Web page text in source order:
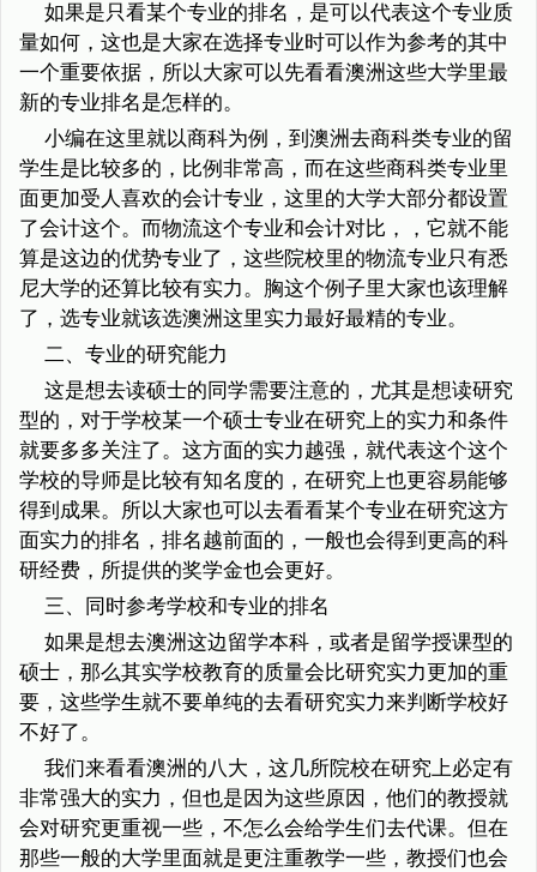
如果是只看某个专业的排名，是可以代表这个专业质
量如何，这也是大家在选择专业时可以作为参考的其中
一个重要依据，所以大家可以先看看澳洲这些大学里最
新的专业排名是怎样的。
小编在这里就以商科为例，到澳洲去商科类专业的留
学生是比较多的，比例非常高，而在这些商科类专业里
面更加受人喜欢的会计专业，这里的大学大部分都设置
了会计这个。而物流这个专业和会计对比，，它就不能
算是这边的优势专业了，这些院校里的物流专业只有悉
尼大学的还算比较有实力。胸这个例子里大家也该理解
了，选专业就该选澳洲这里实力最好最精的专业。
二、专业的研究能力
这是想去读硕士的同学需要注意的，尤其是想读研究
型的，对于学校某一个硕士专业在研究上的实力和条件
就要多多关注了。这方面的实力越强，就代表这个这个
学校的导师是比较有知名度的，在研究上也更容易能够
得到成果。所以大家也可以去看看某个专业在研究这方
面实力的排名，排名越前面的，一般也会得到更高的科
研经费，所提供的奖学金也会更好。
三、同时参考学校和专业的排名
如果是想去澳洲这边留学本科，或者是留学授课型的
硕士，那么其实学校教育的质量会比研究实力更加的重
要，这些学生就不要单纯的去看研究实力来判断学校好
不好了。
我们来看看澳洲的八大，这几所院校在研究上必定有
非常强大的实力，但也是因为这些原因，他们的教授就
会对研究更重视一些，不怎么会给学生们去代课。但在
那些一般的大学里面就是更注重教学一些，教授们也会